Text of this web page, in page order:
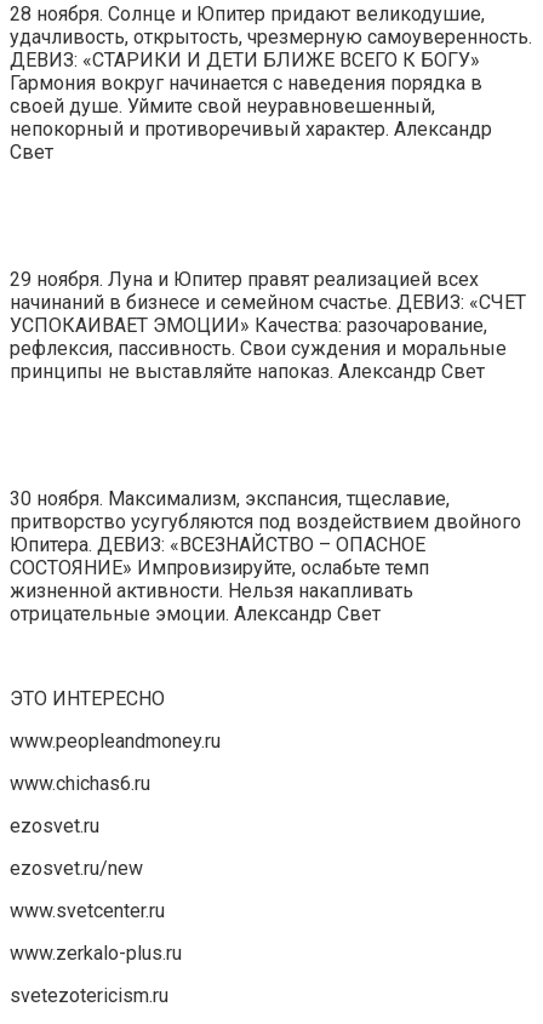
28 ноября. Солнце и Юпитер придают великодушие,
удачливость, открытость, чрезмерную самоуверенность.
ДЕВИЗ: «СТАРИКИ И ДЕТИ БЛИЖЕ ВСЕГО К БОГУ»
Гармония вокруг начинается с наведения порядка в
своей душе. Уймите свой неуравновешенный,
непокорный и противоречивый характер. Александр
Свет
29 ноября. Луна и Юпитер правят реализацией всех
начинаний в бизнесе и семейном счастье. ДЕВИЗ: «СЧЕТ
УСПОКАИВАЕТ ЭМОЦИИ» Качества: разочарование,
рефлексия, пассивность. Свои суждения и моральные
принципы не выставляйте напоказ. Александр Свет
30 ноября. Максимализм, экспансия, тщеславие,
притворство усугубляются под воздействием двойного
Юпитера. ДЕВИЗ: «ВСЕЗНАЙСТВО – ОПАСНОЕ
СОСТОЯНИЕ» Импровизируйте, ослабьте темп
жизненной активности. Нельзя накапливать
отрицательные эмоции. Александр Свет
ЭТО ИНТЕРЕСНО
www.peopleandmoney.ru
www.chichas6.ru
ezosvet.ru
ezosvet.ru/new
www.svetcenter.ru
www.zerkalo-plus.ru
svetezotericism.ru